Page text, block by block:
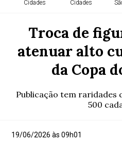
Cidades Cidades
Troca de
atenuar alto
da Copa
Publicação tem raridades
500
19/06/2026 às 09h01